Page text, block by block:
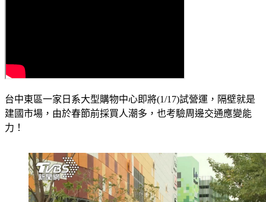
台中東區一家日系大型購物中心即將(1/17)試營運，隔壁就是
建國市場，由於春節前採買人潮多，也考驗周邊交通應變能
力！